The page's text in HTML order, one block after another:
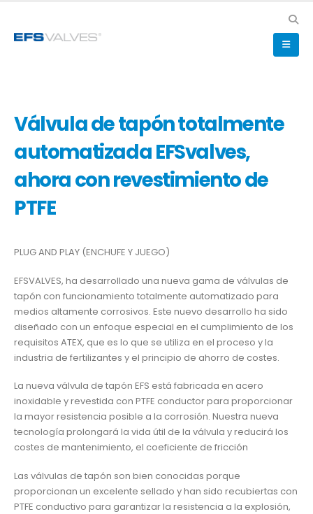
Válvula de tapón totalmente
automatizada EFSvalves,
ahora con revestimiento de
PTFE
PLUG AND PLAY (ENCHUFE Y JUEGO)
EFSVALVES, ha desarrollado una nueva gama de válvulas de
tapón con funcionamiento totalmente automatizado para
medios altamente corrosivos. Este nuevo desarrollo ha sido
diseñado con un enfoque especial en el cumplimiento de los
requisitos ATEX, que es lo que se utiliza en el proceso y la
industria de fertilizantes y el principio de ahorro de costes.
La nueva válvula de tapón EFS está fabricada en acero
inoxidable y revestida con PTFE conductor para proporcionar
la mayor resistencia posible a la corrosión. Nuestra nueva
tecnología prolongará la vida útil de la válvula y reducirá los
costes de mantenimiento, el coeficiente de fricción
Las válvulas de tapón son bien conocidas porque
proporcionan un excelente sellado y han sido recubiertas con
PTFE conductivo para garantizar la resistencia a la explosión,